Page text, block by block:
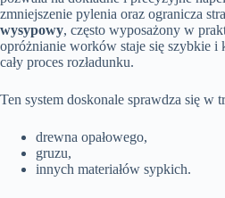
zmniejszenie pylenia oraz ogranicza
wysypowy, często wyposażony w
opróżnianie worków staje się szybkie i
cały proces rozładunku.
Ten system doskonale sprawdza się w
drewna opałowego,
gruzu,
innych materiałów sypkich.